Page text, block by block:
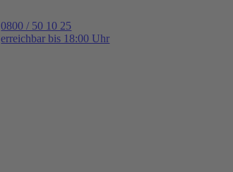
0800 / 50 10 25
erreichbar bis 18:00 Uhr